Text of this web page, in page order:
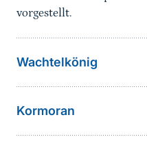
vorgestellt.
Wachtelkönig
Kormoran